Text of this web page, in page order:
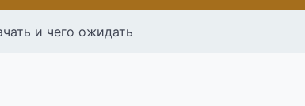
и чего ожидать